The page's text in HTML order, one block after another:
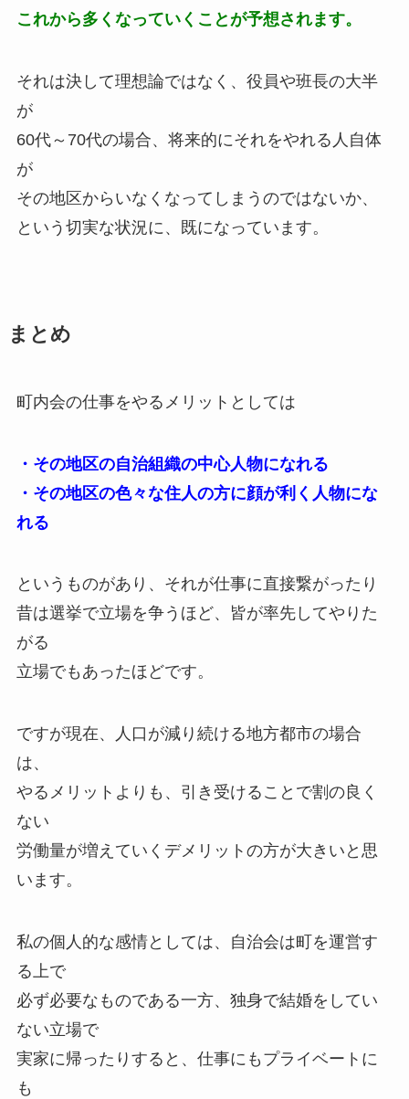
これから多くなっていくことが予想されます。
それは決して理想論ではなく、役員や班長の大半
が
60代～70代の場合、将来的にそれをやれる人自体
が
その地区からいなくなってしまうのではないか、
という切実な状況に、既になっています。
まとめ
町内会の仕事をやるメリットとしては
・その地区の自治組織の中心人物になれる
・その地区の色々な住人の方に顔が利く人物にな
れる
というものがあり、それが仕事に直接繋がったり
昔は選挙で立場を争うほど、皆が率先してやりた
がる
立場でもあったほどです。
ですが現在、人口が減り続ける地方都市の場合
は、
やるメリットよりも、引き受けることで割の良く
ない
労働量が増えていくデメリットの方が大きいと思
います。
私の個人的な感情としては、自治会は町を運営す
る上で
必ず必要なものである一方、独身で結婚をしてい
ない立場で
実家に帰ったりすると、仕事にもプライベートに
も